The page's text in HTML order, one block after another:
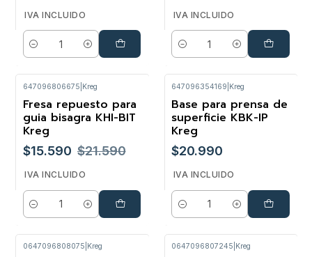
IVA INCLUIDO
Cantidad
IVA INCLUIDO
Cantidad
-28%
647096806675 Kreg
Fresa repuesto para
guia bisagra KHI-BIT
Kreg
$15.590 $21.590
IVA INCLUIDO
Cantidad
647096354169 Kreg
Base para prensa de
superficie KBK-IP
Kreg
$20.990
IVA INCLUIDO
Cantidad
0647096808075 Kreg 0647096807245 Kreg